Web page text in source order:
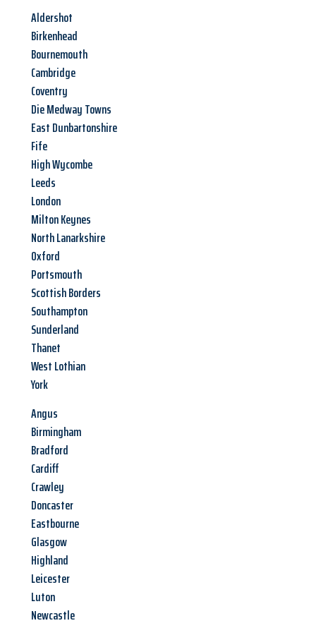
Aldershot
Birkenhead
Bournemouth
Cambridge
Coventry
Die Medway Towns
East Dunbartonshire
Fife
High Wycombe
Leeds
London
Milton Keynes
North Lanarkshire
Oxford
Portsmouth
Scottish Borders
Southampton
Sunderland
Thanet
West Lothian
York
Angus
Birmingham
Bradford
Cardiff
Crawley
Doncaster
Eastbourne
Glasgow
Highland
Leicester
Luton
Newcastle